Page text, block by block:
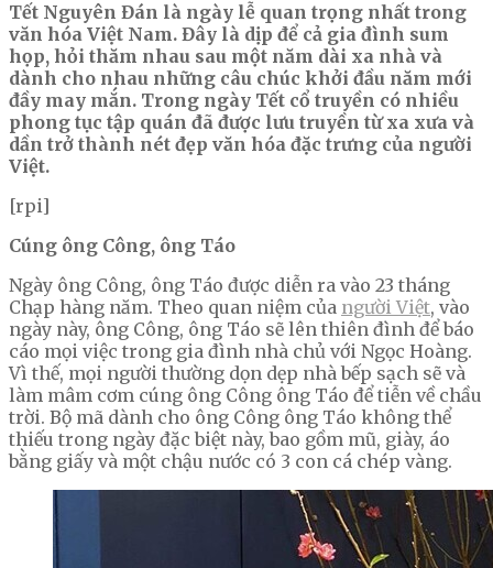
Tết Nguyên Đán là ngày lễ quan trọng nhất trong
văn hóa Việt Nam. Đây là dịp để cả gia đình sum
họp, hỏi thăm nhau sau một năm dài xa nhà và
dành cho nhau những câu chúc khởi đầu năm mới
đầy may mắn. Trong ngày Tết cổ truyền có nhiều
phong tục tập quán đã được lưu truyền từ xa xưa và
dần trở thành nét đẹp văn hóa đặc trưng của người
Việt.
[rpi]
Cúng ông Công, ông Táo
Ngày ông Công, ông Táo được diễn ra vào 23 tháng
Chạp hàng năm. Theo quan niệm của người Việt, vào
ngày này, ông Công, ông Táo sẽ lên thiên đình để báo
cáo mọi việc trong gia đình nhà chủ với Ngọc Hoàng.
Vì thế, mọi người thường dọn dẹp nhà bếp sạch sẽ và
làm mâm cơm cúng ông Công ông Táo để tiễn về chầu
trời. Bộ mã dành cho ông Công ông Táo không thể
thiếu trong ngày đặc biệt này, bao gồm mũ, giày, áo
bằng giấy và một chậu nước có 3 con cá chép vàng.